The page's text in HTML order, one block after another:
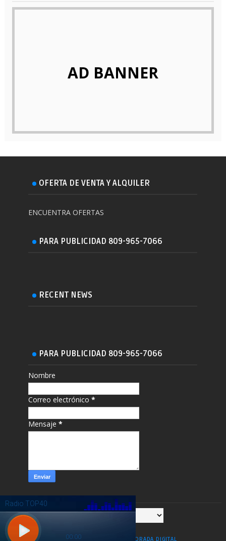
AD BANNER
OFERTA DE VENTA Y ALQUILER
ENCUENTRA OFERTAS
PARA PUBLICIDAD 809-965-7066
RECENT NEWS
PARA PUBLICIDAD 809-965-7066
Nombre
Correo electrónico*
Mensaje*
COPYRIGHT © ESPIGA DORADA DIGITAL